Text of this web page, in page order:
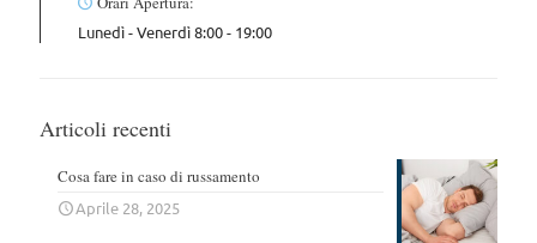
Lunedì - Venerdì 8:00 - 19:00
Articoli recenti
Cosa fare in caso di russamento
Aprile 28, 2025